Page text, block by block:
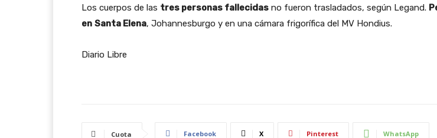
Los cuerpos de las tres personas fallecidas no fueron trasladados, según Legand.
en Santa Elena, Johannesburgo y en una cámara frigorífica del MV Hondius.
Diario Libre
Cuota Facebook X Pinterest WhatsApp